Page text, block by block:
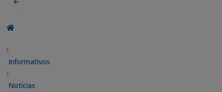
Informativos
Notícias